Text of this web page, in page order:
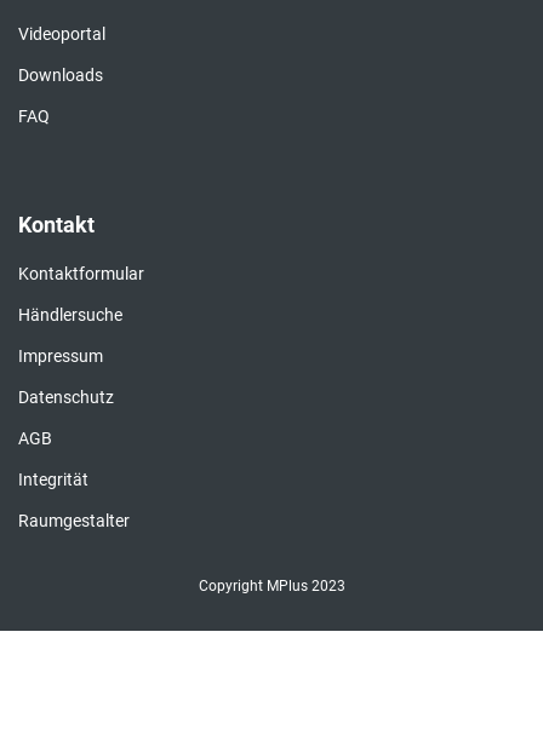
Videoportal
Downloads
FAQ
Kontakt
Kontaktformular
Händlersuche
Impressum
Datenschutz
AGB
Integrität
Raumgestalter
Copyright MPlus 2023